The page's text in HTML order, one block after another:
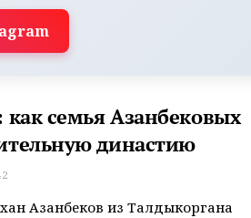
семья Азанбековых
династию
Азанбеков из Талдыкоргана